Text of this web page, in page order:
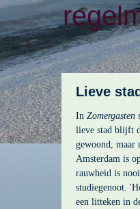
Lieve stad
In Zomergasten
lieve stad blijft
gewoond, maar
Amsterdam is
rauwheid is
studiegenoot.
een litteken in